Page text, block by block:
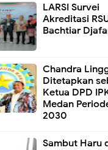
LARSI Survei
Akreditasi
Bachtiar
Chandra
Ditetapkan
Ketua DPD
Medan
2030
Sambut Haru